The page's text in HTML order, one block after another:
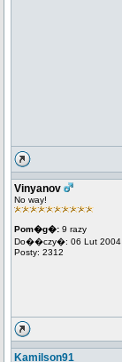
Vinyanov
No way!
Pom�g�: 9 razy
Do��czy�: 06 Lut 2004
Posty: 2312
Kamilson91